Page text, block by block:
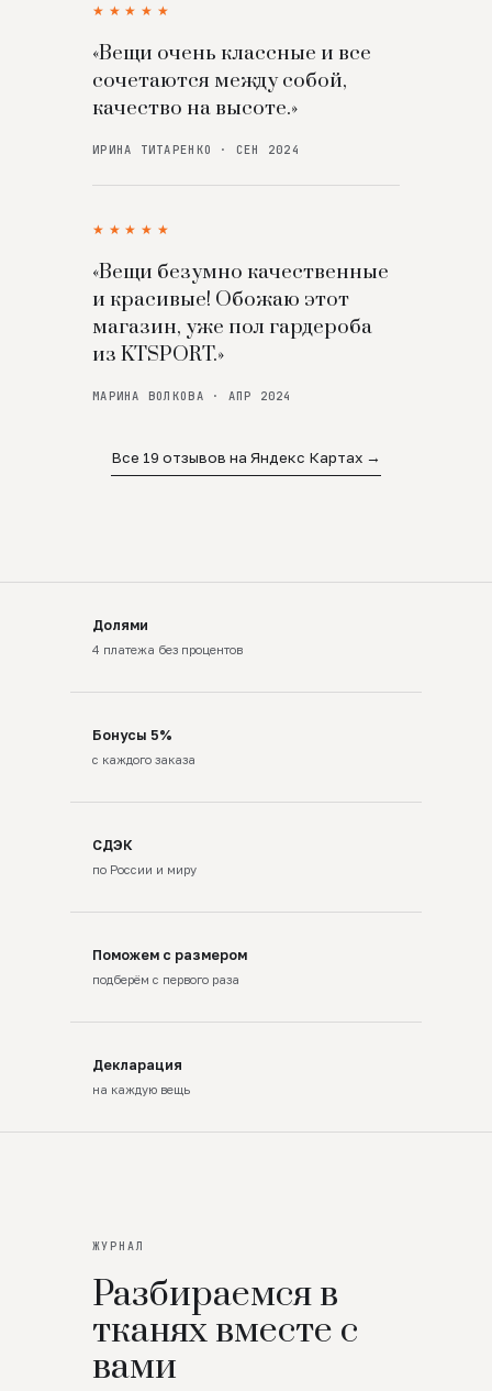
★★★★★
«Вещи очень классные и все
сочетаются между собой,
качество на высоте.»
ИРИНА ТИТАРЕНКО · СЕН 2024
★★★★★
«Вещи безумно качественные
и красивые! Обожаю этот
магазин, уже пол гардероба
из KTSPORT.»
МАРИНА ВОЛКОВА · АПР 2024
Все 19 отзывов на Яндекс Картах →
Долями
4 платежа без процентов
Бонусы 5%
с каждого заказа
СДЭК
по России и миру
Поможем с размером
подберём с первого раза
Декларация
на каждую вещь
ЖУРНАЛ
Разбираемся в
тканях вместе с
вами